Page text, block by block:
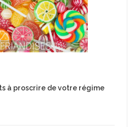
à proscrire de votre régime